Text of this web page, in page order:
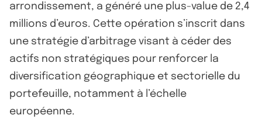
arrondissement, a généré une plus-value de 2,4
millions d’euros. Cette opération s’inscrit dans
une stratégie d’arbitrage visant à céder des
actifs non stratégiques pour renforcer la
diversification géographique et sectorielle du
portefeuille, notamment à l’échelle
européenne.